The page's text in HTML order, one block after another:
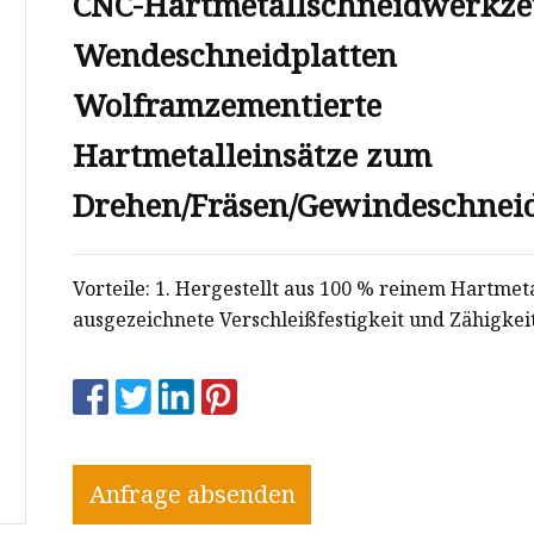
Wendeschneidplatten
Wolframzementierte
Hartmetalleinsätze zum
Drehen/Fräsen/
Vorteile: 1. Hergestellt aus 100 % reinem
ausgezeichnete Verschleißfestigkeit und
Anfrage absenden